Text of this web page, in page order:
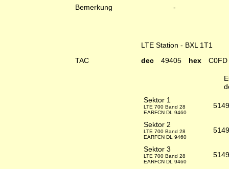
Bemerkung -
LTE Station - BXL 1T1
TAC
dec 49405 hex C0FD
Sektor 1
LTE 700 Band 28
EARFCN DL 9460
Sektor 2
LTE 700 Band 28
EARFCN DL 9460
Sektor 3
LTE 700 Band 28
EARFCN DL 9460